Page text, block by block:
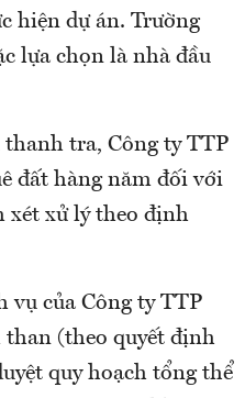
hiện dự án. Trường
lựa chọn là nhà đầu
tra, Công ty TTP
đất hàng năm đối với
xét xử lý theo định
của Công ty TTP
than (theo quyết định
quy hoạch tổng thể